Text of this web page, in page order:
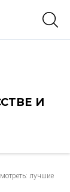
И
лучшие